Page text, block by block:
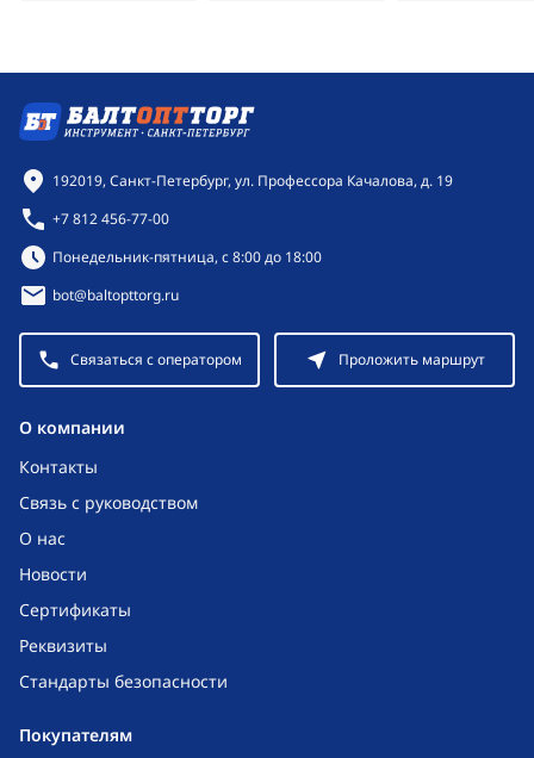
O компании
Контакты
Связь с руководством
О нас
Новости
Сертификаты
Реквизиты
Стандарты безопасности
Покупателям
Контактная информация
192019, Санкт-Петербург, ул. Профессора Качалова, д. 19
+7 812 456-77-00
Режим работы:
Понедельник-пятница, с 8:00 до 18:00
bot@baltopttorg.ru
Связаться с оператором Проложить маршрут